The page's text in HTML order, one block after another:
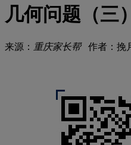
几何问题（三）
来源： 重庆家长帮作者：挽